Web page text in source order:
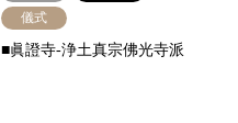
儀式
■眞證寺-浄土真宗佛光寺派